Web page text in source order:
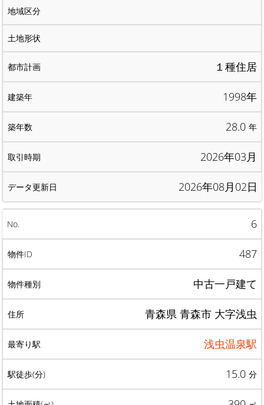
１種住居
1998年
28.0 年
2026年03月
2026年08月02日
6
487
中古一戸建て
青森県 青森市 大字浅虫
浅虫温泉駅
15.0 分